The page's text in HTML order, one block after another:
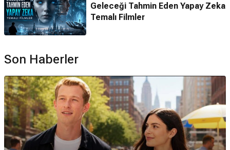
Geleceği Tahmin Eden Yapay Zeka
Temalı Filmler
Son Haberler